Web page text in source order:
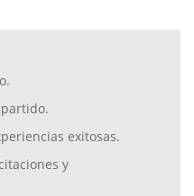
exitosas.
y